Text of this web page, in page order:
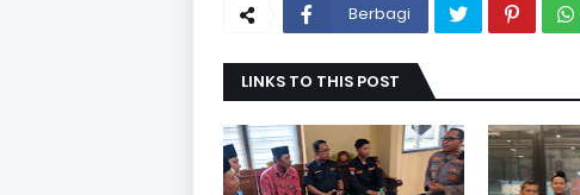
Berbagi
LINKS TO THIS POST